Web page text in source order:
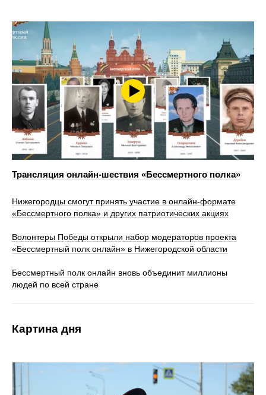
Трансляция онлайн-шествия «Бессмертного полка»
Нижегородцы смогут принять участие в онлайн-формате
«Бессмертного полка» и других патриотических акциях
Волонтеры Победы открыли набор модераторов проекта
«Бессмертный полк онлайн» в Нижегородской области
Бессмертный полк онлайн вновь объединит миллионы
людей по всей стране
Картина дня